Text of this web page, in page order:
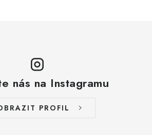
nás na Instagramu
PROFIL